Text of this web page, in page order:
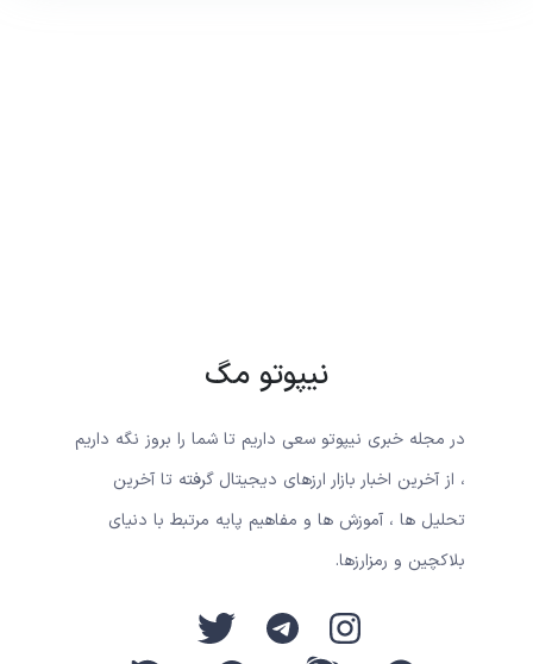
نیپوتو مگ
در مجله خبری نیپوتو سعی داریم تا شما را بروز نگه داریم
، از آخرین اخبار بازار ارزهای دیجیتال گرفته تا آخرین
تحلیل ها ، آموزش ها و مفاهیم پایه مرتبط با دنیای
بلاکچین و رمزارزها.